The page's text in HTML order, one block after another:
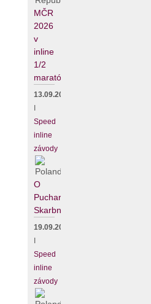
MČR
2026
v
inline
1/2
maratónu
13.09.2026
Speed
inline
závody
O
Puchar
Skarbnika
19.09.2026
Speed
inline
závody